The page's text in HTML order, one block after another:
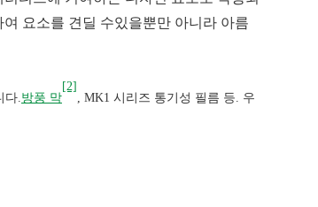
요소를 견딜 수있을뿐만 아니라 아름
다.방풍 막
[2]
, MK1 시리즈 통기성 필름 등. 우